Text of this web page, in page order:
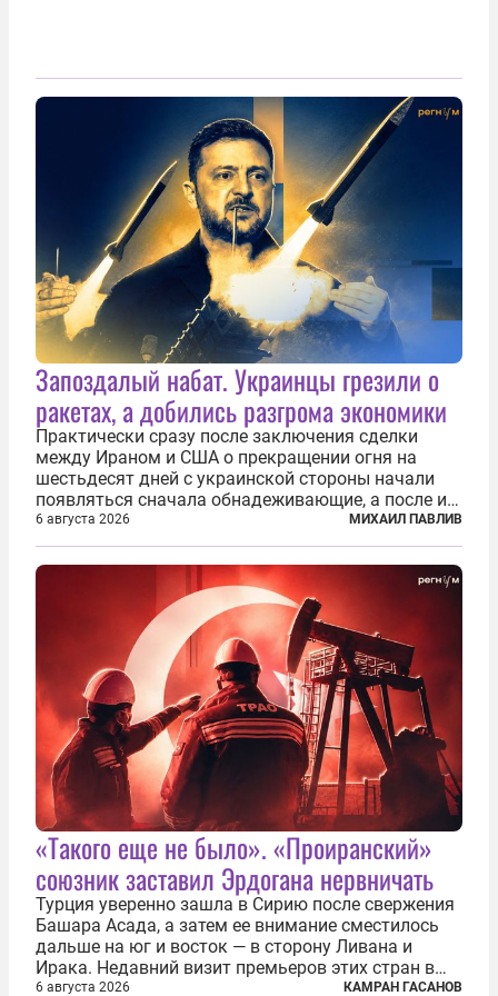
Запоздалый набат. Украинцы грезили о
ракетах, а добились разгрома экономики
Практически сразу после заключения сделки
между Ираном и США о прекращении огня на
шестьдесят дней с украинской стороны начали
появляться сначала обнадеживающие, а после и
вовсе бравурные заявления про некий «перелом»
в войне. Вероятно, в сознании первых лиц
киевского режима и стоящих за ними...
6 августа 2026 МИХАИЛ ПАВЛИВ
«Такого еще не было». «Проиранский»
союзник заставил Эрдогана нервничать
Турция уверенно зашла в Сирию после свержения
Башара Асада, а затем ее внимание сместилось
дальше на юг и восток — в сторону Ливана и
Ирака. Недавний визит премьеров этих стран в
Анкару, договоры об участии турецкой компании
6 августа 2026 КАМРАН ГАСАНОВ